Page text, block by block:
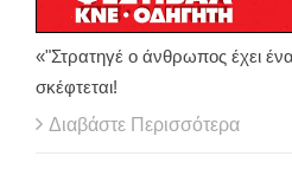
«"Στρατηγέ ο άνθρωπος έχει
σκέφτεται!
Διαβάστε Περισσότερα